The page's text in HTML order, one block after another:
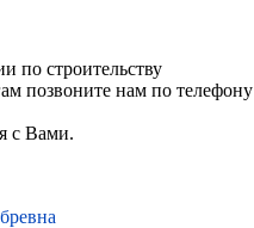
по строительству
позвоните нам по телефону
с Вами.